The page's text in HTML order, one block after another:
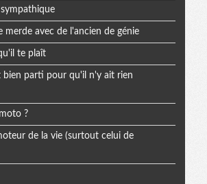
merde avec de l'ancien de génie
te plaît
parti pour qu'il n'y ait rien
?
de la vie (surtout celui de